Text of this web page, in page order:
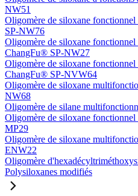
NW51
Oligomère de siloxane
SP-NW76
Oligomère de siloxane fonctionnel
ChangFu® SP-NW27
Oligomère de siloxane
ChangFu® SP-NVW64
Oligomère de siloxane
NW68
Oligomère de silane
Oligomère de siloxane
MP29
Oligomère de siloxane
ENW22
Oligomère
Polysiloxanes modifiés